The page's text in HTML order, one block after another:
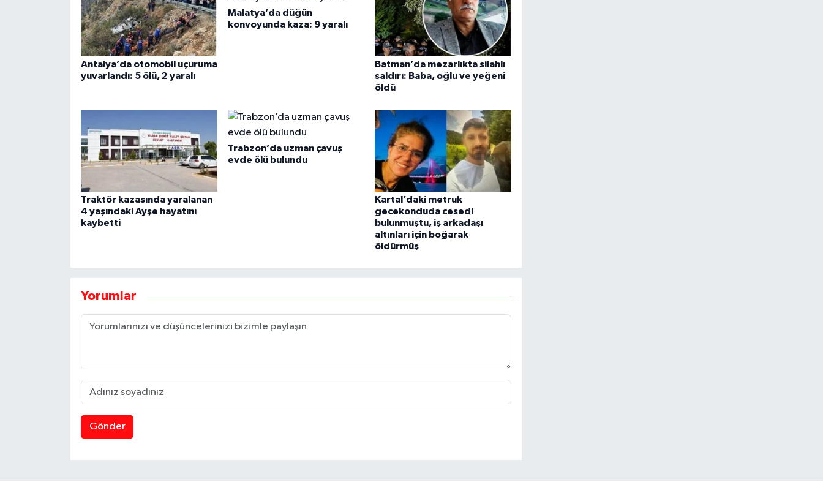
Antalya’da otomobil uçuruma
yuvarlandı: 5 ölü, 2 yaralı
Malatya’da düğün
konvoyunda kaza: 9 yaralı
Batman’da mezarlıkta silahlı
saldırı: Baba, oğlu ve yeğeni
öldü
Traktör kazasında yaralanan
4 yaşındaki Ayşe hayatını
kaybetti
Trabzon’da uzman çavuş
evde ölü bulundu
Kartal’daki metruk
gecekonduda cesedi
bulunmuştu, iş arkadaşı
altınları için boğarak
öldürmüş
Yorumlar
Gönder